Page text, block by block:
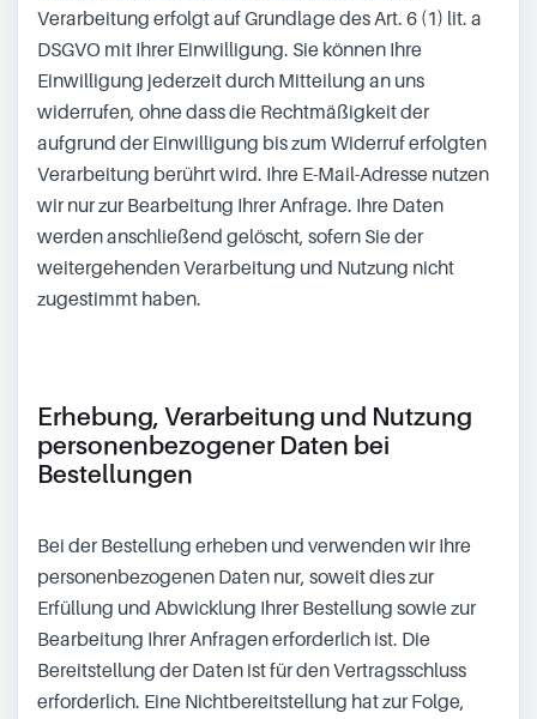
Verarbeitung erfolgt auf Grundlage des Art. 6 (1) lit. a
DSGVO mit Ihrer Einwilligung. Sie können Ihre
Einwilligung jederzeit durch Mitteilung an uns
widerrufen, ohne dass die Rechtmäßigkeit der
aufgrund der Einwilligung bis zum Widerruf erfolgten
Verarbeitung berührt wird. Ihre E-Mail-Adresse nutzen
wir nur zur Bearbeitung Ihrer Anfrage. Ihre Daten
werden anschließend gelöscht, sofern Sie der
weitergehenden Verarbeitung und Nutzung nicht
zugestimmt haben.
Erhebung, Verarbeitung und Nutzung
personenbezogener Daten bei
Bestellungen
Bei der Bestellung erheben und verwenden wir Ihre
personenbezogenen Daten nur, soweit dies zur
Erfüllung und Abwicklung Ihrer Bestellung sowie zur
Bearbeitung Ihrer Anfragen erforderlich ist. Die
Bereitstellung der Daten ist für den Vertragsschluss
erforderlich. Eine Nichtbereitstellung hat zur Folge,